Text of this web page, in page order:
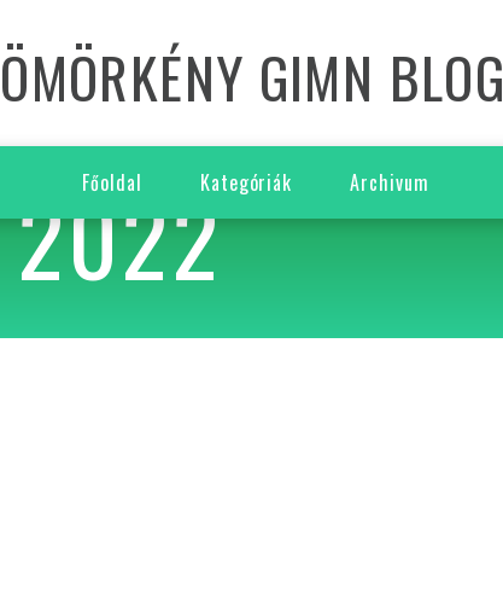
GIMN BLOG
Főoldal Kategóriák Archivum
2022